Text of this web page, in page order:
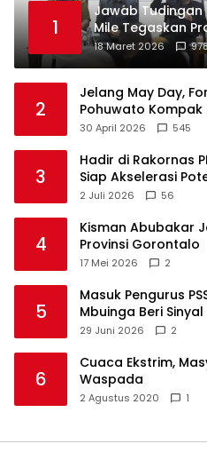
1
Jawab Tudingan
Mile Tegaskan
Jabatan
18 Maret 2026
2
Jelang May Day,
Pohuwato Kompak
Ditunda
30 April 2026 545
3
Hadir di Rakornas
Siap Akselerasi
2 Juli 2026 56
4
Kisman Abubakar
Provinsi Gorontalo
17 Mei 2026 2
5
Masuk Pengurus
Mbuinga Beri
Politik ?
29 Juni 2026 2
6
Cuaca Ekstrim,
Waspada
2 Agustus 2020 1